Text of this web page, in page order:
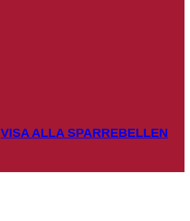
VISA ALLA SPARREBELLEN